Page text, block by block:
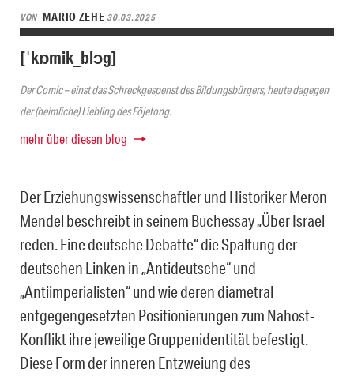
VON MARIO ZEHE 30.03.2025
[ˈkɒmik_blɔg]
Der Comic – einst das Schreckgespenst des Bildungsbürgers, heute dagegen
der (heimliche) Liebling des Föjetong.
mehr über diesen blog
Der Erziehungswissenschaftler und Historiker Meron
Mendel beschreibt in seinem Buchessay „Über Israel
reden. Eine deutsche Debatte“ die Spaltung der
deutschen Linken in „Antideutsche“ und
„Antiimperialisten“ und wie deren diametral
entgegengesetzten Positionierungen zum Nahost-
Konflikt ihre jeweilige Gruppenidentität befestigt.
Diese Form der inneren Entzweiung des